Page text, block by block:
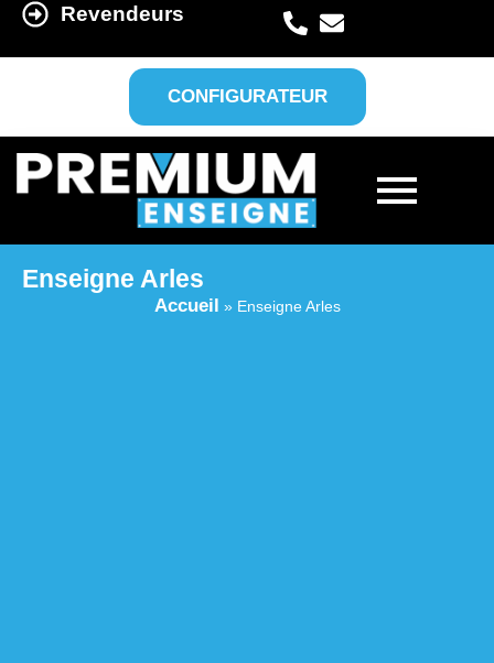
Revendeurs
CONFIGURATEUR
Enseigne Arles
Accueil » Enseigne Arles